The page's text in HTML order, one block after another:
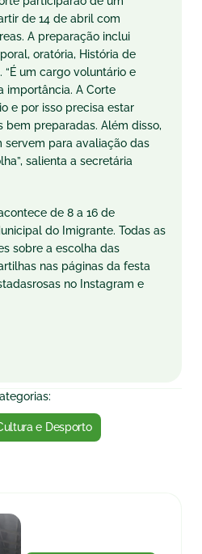
de 14 de abril com
A preparação inclui
oratória, História de
“É um cargo voluntário e
importância. A Corte
e por isso precisa estar
preparadas. Além disso,
servem para avaliação das
salienta a secretária
de 8 a 16 de
do Imigrante. Todas as
sobre a escolha das
nas páginas da festa
no Instagram e
e Desporto